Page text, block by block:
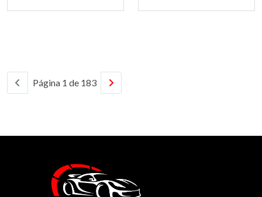
Página 1 de 183